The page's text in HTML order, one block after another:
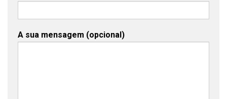
A sua mensagem (opcional)